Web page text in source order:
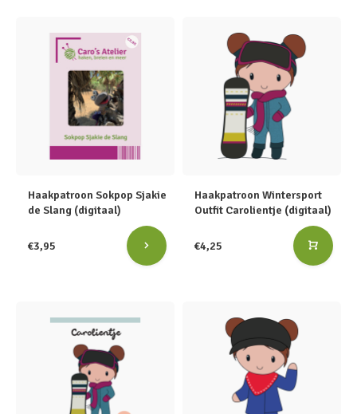
Haakpatroon Sokpop Sjakie
de Slang (digitaal)
€3,95
Haakpatroon Wintersport
Outfit Carolientje (digitaal)
€4,25